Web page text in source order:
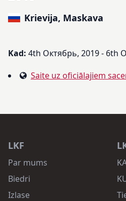
Krievija, Maskava
Kad: 4th Октябрь, 2019 - 6th
Saite uz oficiālajiem
LKF
Par mums
Biedri
Izlase